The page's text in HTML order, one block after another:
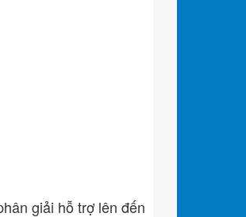
giải hỗ trợ lên đến